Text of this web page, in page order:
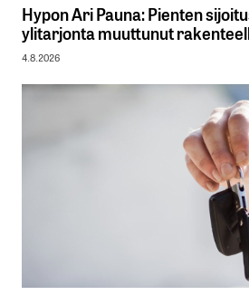
Hypon Ari Pauna: Pienten
ylitarjonta muuttunut
4.8.2026